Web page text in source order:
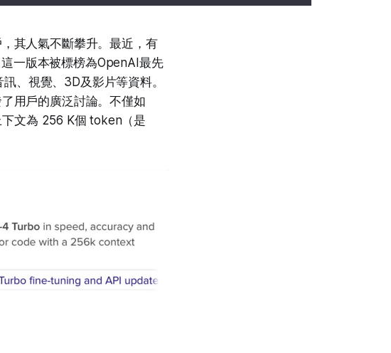
其人氣不斷攀升。最近，有
一版本被標榜為OpenAI最先
、視覺、3D及影片等資料。
用戶的廣泛討論。不僅如
文為 256 K個 token（是